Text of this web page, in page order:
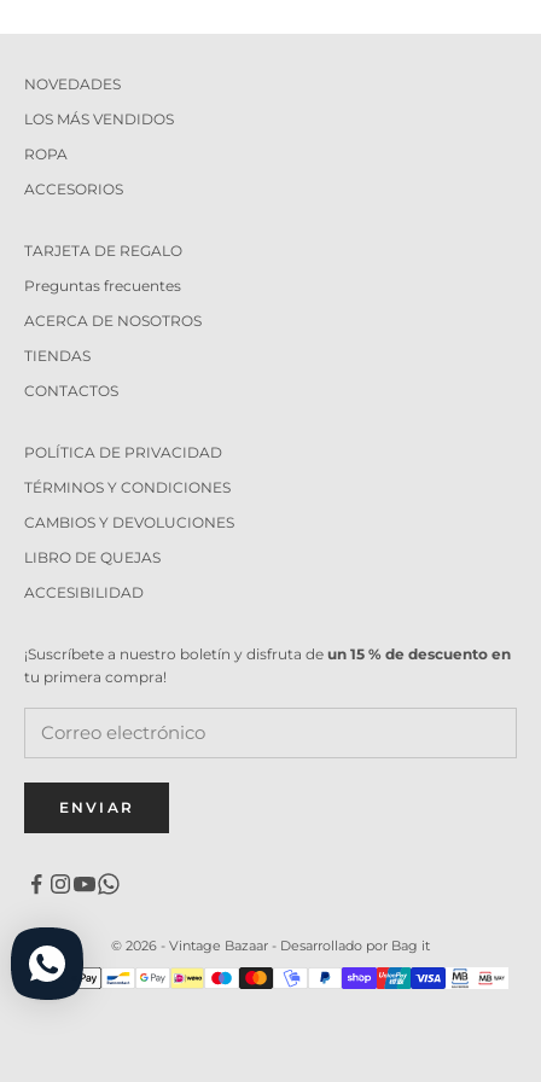
NOVEDADES
LOS MÁS VENDIDOS
ROPA
ACCESORIOS
TARJETA DE REGALO
Preguntas frecuentes
ACERCA DE NOSOTROS
TIENDAS
CONTACTOS
POLÍTICA DE PRIVACIDAD
TÉRMINOS Y CONDICIONES
CAMBIOS Y DEVOLUCIONES
LIBRO DE QUEJAS
ACCESIBILIDAD
¡Suscríbete a nuestro boletín y disfruta de un 15 % de descuento en
tu primera compra!
ENVIAR
© 2026 - Vintage Bazaar - Desarrollado por Bag it